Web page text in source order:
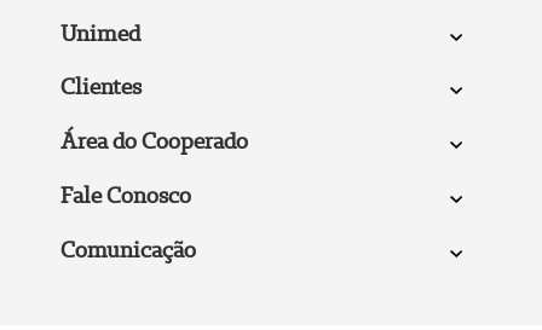
Unimed
Clientes
Área do Cooperado
Fale Conosco
Comunicação